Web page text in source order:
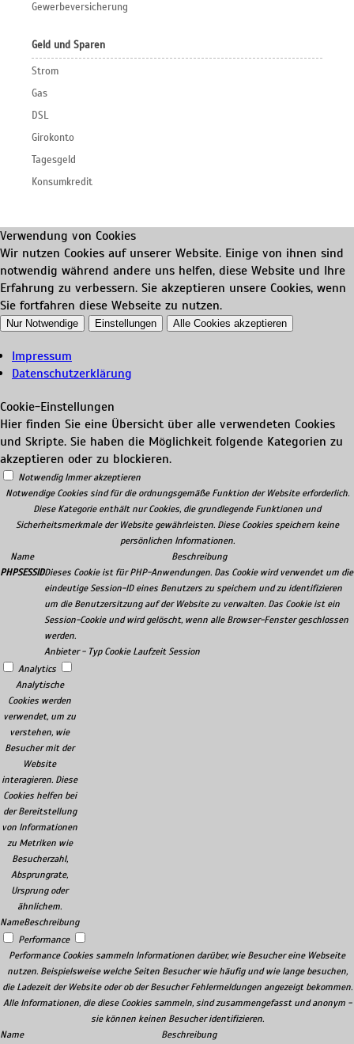
Gewerbeversicherung
Geld und Sparen
Strom
Gas
DSL
Girokonto
Tagesgeld
Konsumkredit
Verwendung von Cookies
Wir nutzen Cookies auf unserer Website. Einige von ihnen sind
notwendig während andere uns helfen, diese Website und Ihre
Erfahrung zu verbessern. Sie akzeptieren unsere Cookies, wenn
Sie fortfahren diese Webseite zu nutzen.
Nur Notwendige Einstellungen Alle Cookies akzeptieren
Impressum
Datenschutzerklärung
Cookie-Einstellungen
Hier finden Sie eine Übersicht über alle verwendeten Cookies
und Skripte. Sie haben die Möglichkeit folgende Kategorien zu
akzeptieren oder zu blockieren.
Notwendig Immer akzeptieren
Notwendige Cookies sind für die ordnungsgemäße Funktion der Website erforderlich.
Diese Kategorie enthält nur Cookies, die grundlegende Funktionen und
Sicherheitsmerkmale der Website gewährleisten. Diese Cookies speichern keine
persönlichen Informationen.
Name
Beschreibung
PHPSESSIDDieses Cookie ist für PHP-Anwendungen. Das Cookie wird verwendet um die
eindeutige Session-ID eines Benutzers zu speichern und zu identifizieren
um die Benutzersitzung auf der Website zu verwalten. Das Cookie ist ein
Session-Cookie und wird gelöscht, wenn alle Browser-Fenster geschlossen
werden.
Anbieter - Typ Cookie Laufzeit Session
Analytics
Analytische
Cookies werden
verwendet, um zu
verstehen, wie
Besucher mit der
Website
interagieren. Diese
Cookies helfen bei
der Bereitstellung
von Informationen
zu Metriken wie
Besucherzahl,
Absprungrate,
Ursprung oder
ähnlichem.
NameBeschreibung
Performance
Performance Cookies sammeln Informationen darüber, wie Besucher eine Webseite
nutzen. Beispielsweise welche Seiten Besucher wie häufig und wie lange besuchen,
die Ladezeit der Website oder ob der Besucher Fehlermeldungen angezeigt bekommen.
Alle Informationen, die diese Cookies sammeln, sind zusammengefasst und anonym -
sie können keinen Besucher identifizieren.
Name
Beschreibung